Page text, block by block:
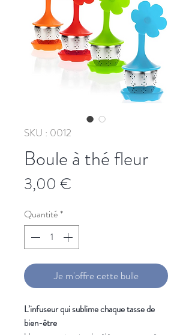
SKU : 0012
Boule à thé fleur
3,00 €
Quantité*
Je m'offre cette bulle
L’infuseur qui sublime chaque tasse de
bien-être